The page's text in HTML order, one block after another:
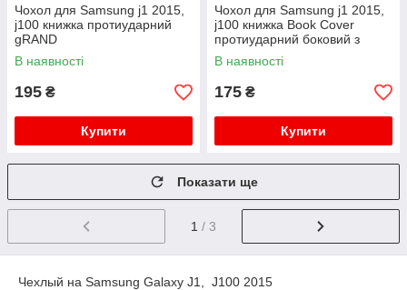
Чохол для Samsung j1 2015,
j100 книжка протиударний
gRAND
В наявності
195 ₴
Купити
Чохол для Samsung j1 2015,
j100 книжка Book Cover
протиударний боковий з
підставкою
В наявності
175 ₴
Купити
Показати ще
1 / 3
Чехлый на Samsung Galaxy J1, J100 2015